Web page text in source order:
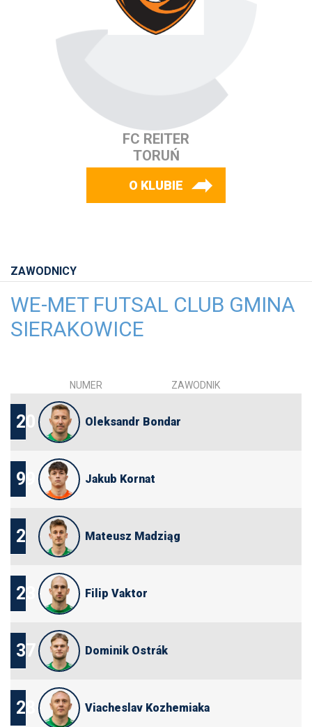
FC REITER
TORUŃ
O KLUBIE
ZAWODNICY
WE-MET FUTSAL CLUB GMINA
SIERAKOWICE
NUMER ZAWODNIK
20 Oleksandr Bondar
99 Jakub Kornat
2 Mateusz Madziąg
23 Filip Vaktor
37 Dominik Ostrák
28 Viacheslav Kozhemiaka